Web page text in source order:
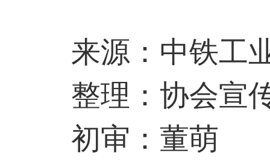
来源：中铁工
整理：协会宣
初审：董萌